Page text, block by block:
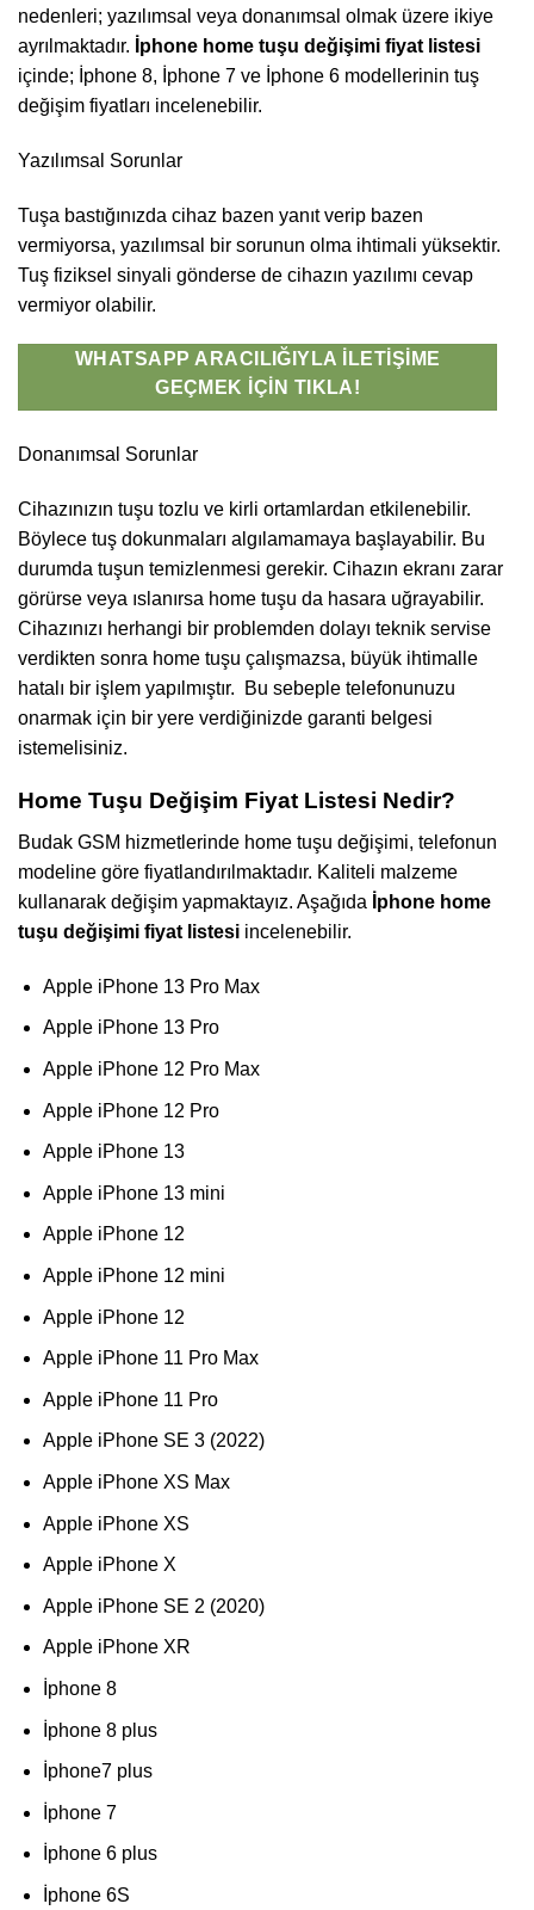
nedenleri; yazılımsal veya donanımsal olmak üzere ikiye
ayrılmaktadır. İphone home tuşu değişimi fiyat listesi
içinde; İphone 8, İphone 7 ve İphone 6 modellerinin tuş
değişim fiyatları incelenebilir.
Yazılımsal Sorunlar
Tuşa bastığınızda cihaz bazen yanıt verip bazen
vermiyorsa, yazılımsal bir sorunun olma ihtimali yüksektir.
Tuş fiziksel sinyali gönderse de cihazın yazılımı cevap
vermiyor olabilir.
WHATSAPP ARACILIĞIYLA İLETIŞIME
GEÇMEK İÇIN TIKLA!
Donanımsal Sorunlar
Cihazınızın tuşu tozlu ve kirli ortamlardan etkilenebilir.
Böylece tuş dokunmaları algılamamaya başlayabilir. Bu
durumda tuşun temizlenmesi gerekir. Cihazın ekranı zarar
görürse veya ıslanırsa home tuşu da hasara uğrayabilir.
Cihazınızı herhangi bir problemden dolayı teknik servise
verdikten sonra home tuşu çalışmazsa, büyük ihtimalle
hatalı bir işlem yapılmıştır. Bu sebeple telefonunuzu
onarmak için bir yere verdiğinizde garanti belgesi
istemelisiniz.
Home Tuşu Değişim Fiyat Listesi Nedir?
Budak GSM hizmetlerinde home tuşu değişimi, telefonun
modeline göre fiyatlandırılmaktadır. Kaliteli malzeme
kullanarak değişim yapmaktayız. Aşağıda İphone home
tuşu değişimi fiyat listesi incelenebilir.
Apple iPhone 13 Pro Max
Apple iPhone 13 Pro
Apple iPhone 12 Pro Max
Apple iPhone 12 Pro
Apple iPhone 13
Apple iPhone 13 mini
Apple iPhone 12
Apple iPhone 12 mini
Apple iPhone 12
Apple iPhone 11 Pro Max
Apple iPhone 11 Pro
Apple iPhone SE 3 (2022)
Apple iPhone XS Max
Apple iPhone XS
Apple iPhone X
Apple iPhone SE 2 (2020)
Apple iPhone XR
İphone 8
İphone 8 plus
İphone7 plus
İphone 7
İphone 6 plus
İphone 6S